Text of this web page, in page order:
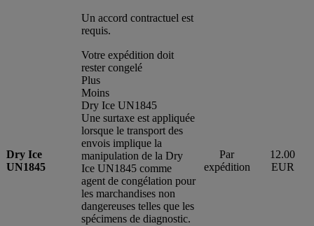
Un accord contractuel est
requis.
Dry Ice
UN1845
Votre expédition doit
rester congelé
Plus
Moins
Dry Ice UN1845
Une surtaxe est appliquée
lorsque le transport des
envois implique la
manipulation de la Dry
Ice UN1845 comme
agent de congélation pour
les marchandises non
dangereuses telles que les
spécimens de diagnostic.
Par
expédition
12.00
EUR